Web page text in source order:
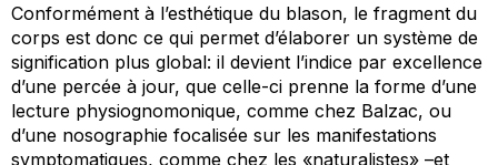
Conformément à l’esthétique du blason, le fragment du
corps est donc ce qui permet d’élaborer un système de
signification plus global: il devient l’indice par excellence
d’une percée à jour, que celle-ci prenne la forme d’une
lecture physiognomonique, comme chez Balzac, ou
d’une nosographie focalisée sur les manifestations
symptomatiques, comme chez les «naturalistes» –et